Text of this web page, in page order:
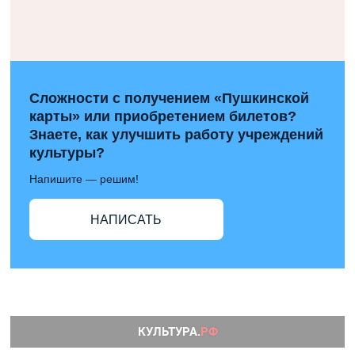
Сложности с получением «Пушкинской
карты» или приобретением билетов?
Знаете, как улучшить работу учреждений
культуры?
Напишите — решим!
НАПИСАТЬ